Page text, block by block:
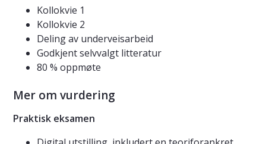
Kollokvie 1
Kollokvie 2
Deling av underveisarbeid
Godkjent selvvalgt litteratur
80 % oppmøte
Mer om vurdering
Praktisk eksamen